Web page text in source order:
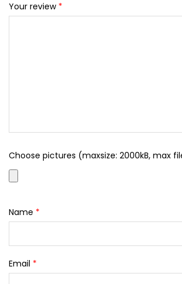
Your review *
Choose pictures (maxsize: 2000kB, max
Name *
Email *